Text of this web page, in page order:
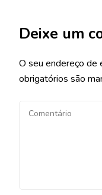
Deixe um
O seu endereço de
obrigatórios são